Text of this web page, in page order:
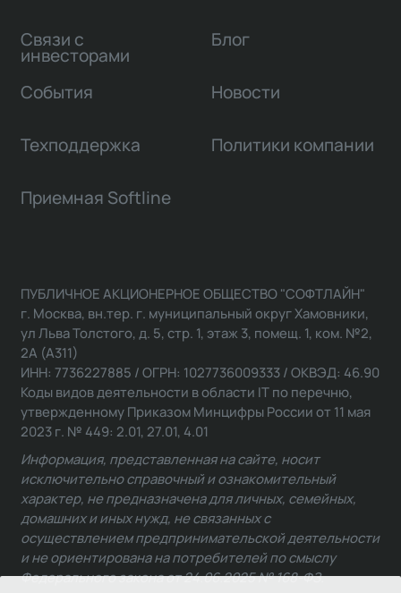
Связи с
инвесторами
Блог
События Новости
Техподдержка Политики компании
Приемная Softline
ПУБЛИЧНОЕ АКЦИОНЕРНОЕ ОБЩЕСТВО "СОФТЛАЙН"
г. Москва, вн.тер. г. муниципальный округ Хамовники,
ул Льва Толстого, д. 5, стр. 1, этаж 3, помещ. 1, ком. №2,
2А (А311)
ИНН: 7736227885 / ОГРН: 1027736009333 / ОКВЭД: 46.90
Коды видов деятельности в области IT по перечню,
утвержденному Приказом Минцифры России от 11 мая
2023 г. № 449: 2.01, 27.01, 4.01
Информация, представленная на сайте, носит
исключительно справочный и ознакомительный
характер, не предназначена для личных, семейных,
домашних и иных нужд, не связанных с
осуществлением предпринимательской деятельности
и не ориентирована на потребителей по смыслу
Федерального закона от 24.06.2025 № 168-ФЗ.